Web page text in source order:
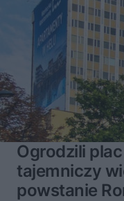
Ogrodzili
tajemniczy
powstanie